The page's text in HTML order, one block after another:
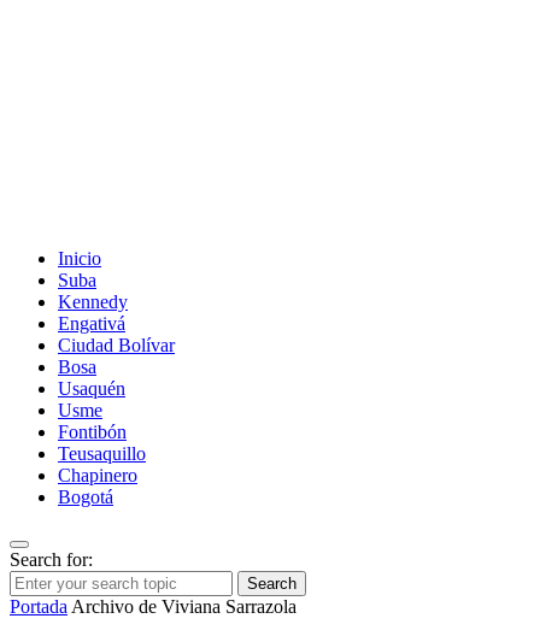
Inicio
Suba
Kennedy
Engativá
Ciudad Bolívar
Bosa
Usaquén
Usme
Fontibón
Teusaquillo
Chapinero
Bogotá
Search for:
Search
Portada Archivo de Viviana Sarrazola